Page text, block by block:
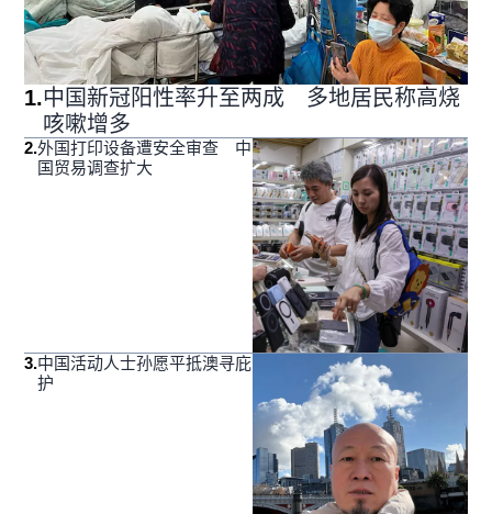
1.中国新冠阳性率升至两成 多地居民称高烧
咳嗽增多
2.外国打印设备遭安全审查 中
国贸易调查扩大
3.中国活动人士孙愿平抵澳寻庇
护